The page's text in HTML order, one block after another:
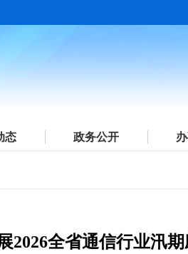
态 政务公开
2026全省通信行业汛